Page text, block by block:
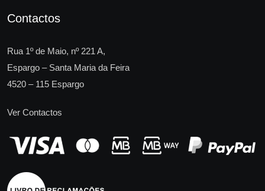
Contactos
Rua 1º de Maio, nº 221 A,
Espargo – Santa Maria da Feira
4520 – 115 Espargo
Ver Contactos